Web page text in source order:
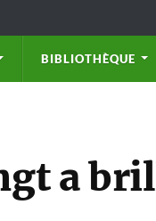
BIBLIOTHÈQUE
a